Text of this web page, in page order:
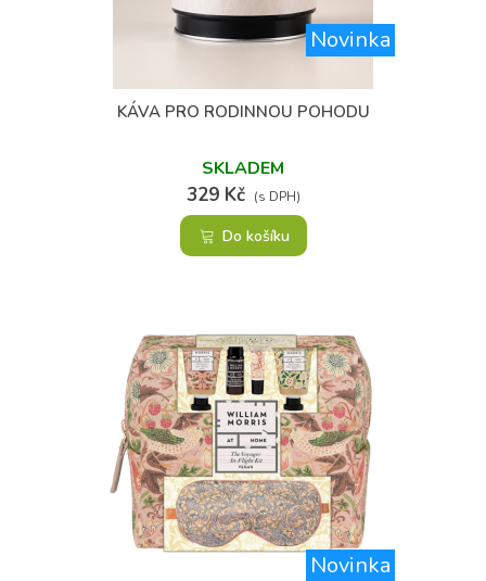
Novinka
KÁVA PRO RODINNOU POHODU
SKLADEM
329 Kč (s DPH)
Do košíku
Novinka